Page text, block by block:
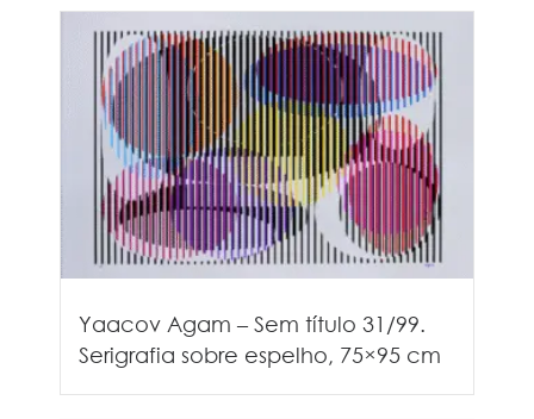
Yaacov Agam – Sem título 31/99.
Serigrafia sobre espelho, 75×95 cm